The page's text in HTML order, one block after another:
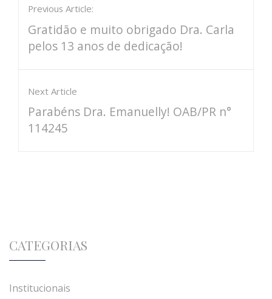
Previous Article:
Gratidão e muito obrigado Dra. Carla
pelos 13 anos de dedicação!
Next Article
Parabéns Dra. Emanuelly! OAB/PR n°
114245
CATEGORIAS
Institucionais